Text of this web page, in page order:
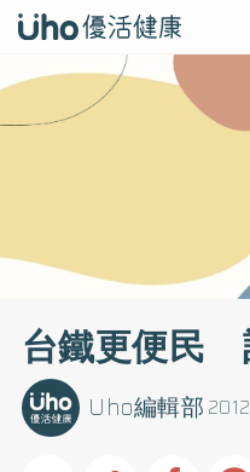
台鐵更便民
Uho編輯部